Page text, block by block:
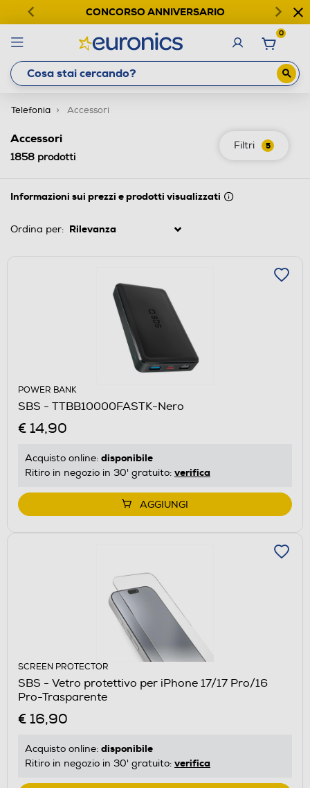
CONCORSO ANNIVERSARIO
0
Telefonia Accessori
Filtri 5
Accessori
1858 prodotti
Informazioni sui prezzi e prodotti visualizzati
Ordina per:
POWER BANK
SBS - TTBB10000FASTK-Nero
€ 14,90
Acquisto online: disponibile
Ritiro in negozio in 30' gratuito: verifica
AGGIUNGI
SCREEN PROTECTOR
SBS - Vetro protettivo per iPhone 17/17 Pro/16
Pro-Trasparente
€ 16,90
Acquisto online: disponibile
Ritiro in negozio in 30' gratuito: verifica